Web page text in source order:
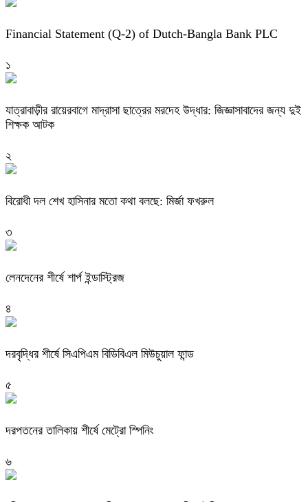
Financial Statement (Q-2) of Dutch-Bangla Bank PLC
১
যাত্রাবাড়ীর রায়েরবাগে মাদ্রাসা ছাত্রের মরদেহ উদ্ধার: জিজ্ঞাসাবাদের জন্য দুই
শিক্ষক আটক
২
বিরোধী দল শেখ হাসিনার মতো কথা বলছে: মির্জা ফখরুল
৩
লেনদেনের শীর্ষে শার্প ইন্ডাস্ট্রিজ
৪
দরবৃদ্ধির শীর্ষে সিএপিএম বিডিবিএল মিউচুয়াল ফান্ড
৫
দরপতনের তালিকায় শীর্ষে মেট্রো স্পিনিং
৬